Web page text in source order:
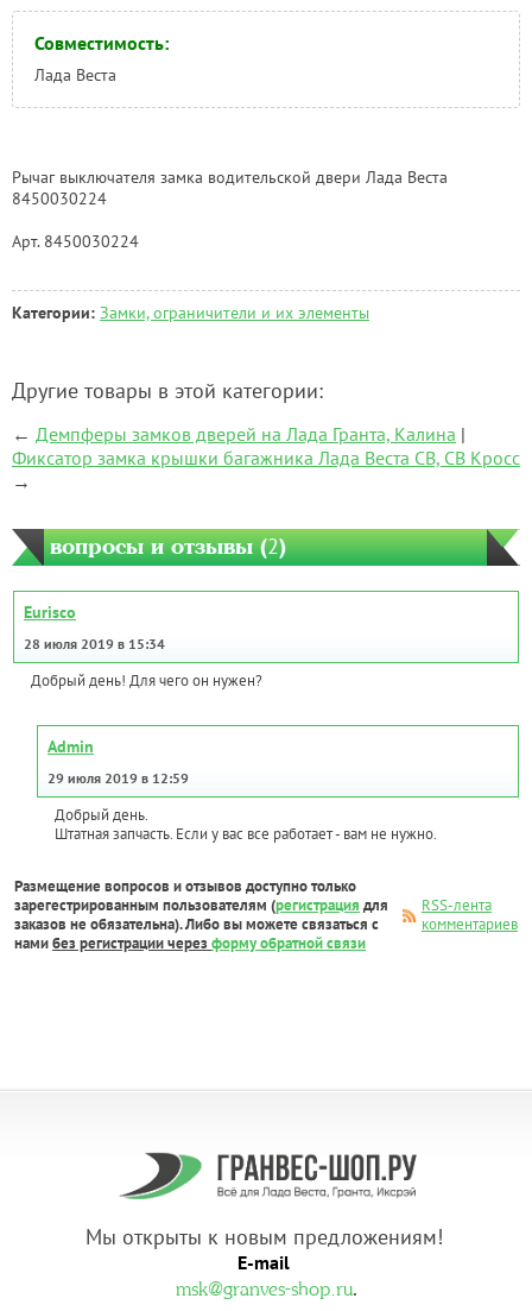
Совместимость:
Лада Веста
Рычаг выключателя замка водительской двери Лада Веста
8450030224
Арт. 8450030224
Категории: Замки, ограничители и их элементы
Другие товары в этой категории:
← Демпферы замков дверей на Лада Гранта, Калина |
Фиксатор замка крышки багажника Лада Веста СВ, СВ Кросс
→
вопросы и отзывы (2)
Eurisco
28 июля 2019 в 15:34
Добрый день! Для чего он нужен?
Admin
29 июля 2019 в 12:59
Добрый день.
Штатная запчасть. Если у вас все работает - вам не нужно.
Размещение вопросов и отзывов доступно только
зарегестрированным пользователям (регистрация для
заказов не обязательна). Либо вы можете связаться с
намибез регистрации через форму обратной связи
RSS-лента
комментариев
Мы открыты к новым предложениям!
E-mail
msk@granves-shop.ru.